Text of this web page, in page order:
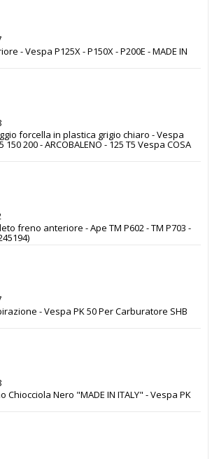
- Vespa P125X - P150X - P200E - MADE IN
forcella in plastica grigio chiaro - Vespa
150 200 - ARCOBALENO - 125 T5 Vespa COSA
freno anteriore - Ape TM P602 - TM P703 -
- Vespa PK 50 Per Carburatore SHB
Chiocciola Nero "MADE IN ITALY" - Vespa PK